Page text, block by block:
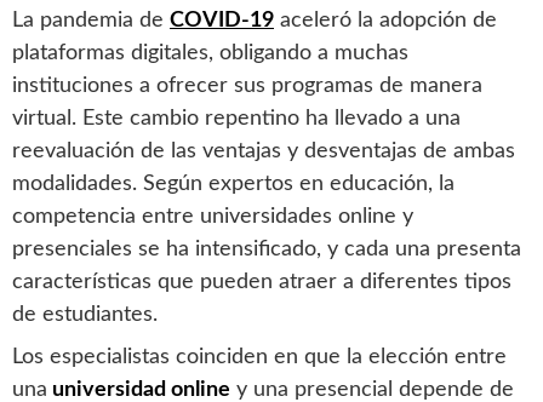
La pandemia de COVID-19 aceleró la adopción de
plataformas digitales, obligando a muchas
instituciones a ofrecer sus programas de manera
virtual. Este cambio repentino ha llevado a una
reevaluación de las ventajas y desventajas de ambas
modalidades. Según expertos en educación, la
competencia entre universidades online y
presenciales se ha intensificado, y cada una presenta
características que pueden atraer a diferentes tipos
de estudiantes.
Los especialistas coinciden en que la elección entre
una universidad online y una presencial depende de